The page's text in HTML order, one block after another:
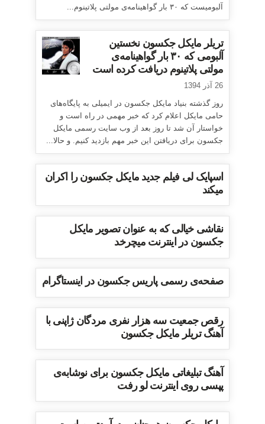
آلبومیست که ۳۰ بار گواهینامه‌ی مولتی پلاتینوم...
تریلر مایکل جکسون نخستین
آلبومی که ۳۰ بار گواهینامه‌ی
مولتی پلاتینوم دریافت کرده است
26 آذر 1394
روز گذشته بنیاد مایکل جکسون در ایمیلی به پایگاه‌های
حامی مایکل اعلام کرد که خبر مهمی در راه است و
خواستار آن شد تا روز بعد از وب سایت رسمی مایکل
جکسون برای دریافتن این خبر مهم بازدید کنیم. و حالا...
اسپایک لی فیلم جدید مایکل جکسون را اکران
میکند
نقاشی خیالی که به عنوان تصویر مایکل
جکسون در اینترنت میچرخد
صفحه‌ی رسمی پاریس جکسون در اینستاگرام
رقص جمعیت سه هزار نفری مردگان ژاپنی با
آهنگ تریلر مایکل جکسون
آهنگ تبلیغاتی مایکل جکسون برای نوشابه‌ی
پپسی روی اینترنت لو رفت